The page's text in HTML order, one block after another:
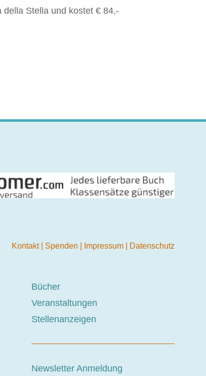
della Stella und kostet € 84,-
Kontakt Spenden Impressum Datenschutz
Bücher
Veranstaltungen
Stellenanzeigen
Newsletter Anmeldung